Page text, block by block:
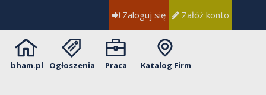
Zaloguj się Załóż konto
bham.pl Ogłoszenia Praca Katalog Firm